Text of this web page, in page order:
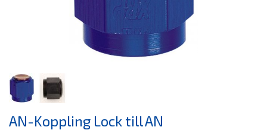
AN-Koppling Lock till AN